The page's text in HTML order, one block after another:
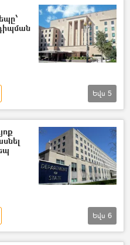
Ուիտկոֆ
Զանգեզուր
Եվս 5
Դոնբասի պաշտպանություն. ՌԴ–ի ռազմական հատուկ գործողությունը Ուկրաինայում
Եվս 6